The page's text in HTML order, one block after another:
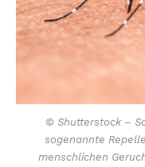
© Shutterstock –
sogenannte
menschlichen